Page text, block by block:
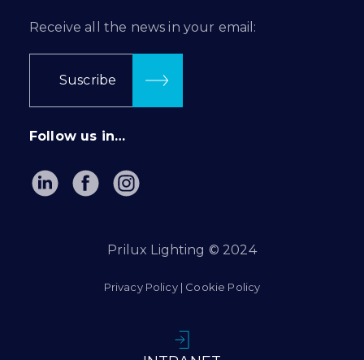
Receive all the news in your email:
Suscribe
Follow us in…
Prilux Lighting © 2024
Privacy Policy| Cookie Policy